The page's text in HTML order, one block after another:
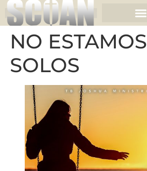
NO ESTAMOS
SOLOS